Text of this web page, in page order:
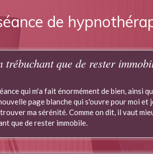
de
trébuchant que de rester
qui m'a fait énormément de bien, ainsi
page blanche qui s'ouvre pour moi et
ma sérénité. Comme on dit, il vaut
que de rester immobile.